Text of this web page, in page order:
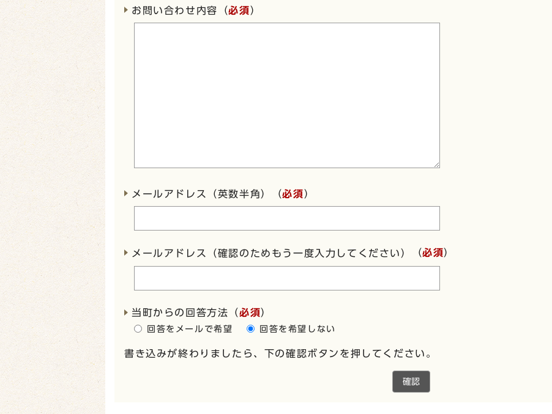
お問い合わせ内容（必須）
メールアドレス（英数半角）（必須）
メールアドレス（確認のためもう一度入力してください） （必須）
当町からの回答方法 （必須）
回答をメールで希望 回答を希望しない
書き込みが終わりましたら、下の確認ボタンを押してください。
確認